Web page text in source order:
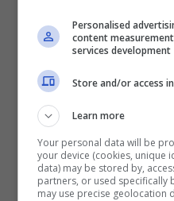
Personalised
content
services development
Store and/or access
Learn more
Your personal data will be
your device (cookies, unique
data) may be stored by,
partners, or used specifically
may use precise geolocation